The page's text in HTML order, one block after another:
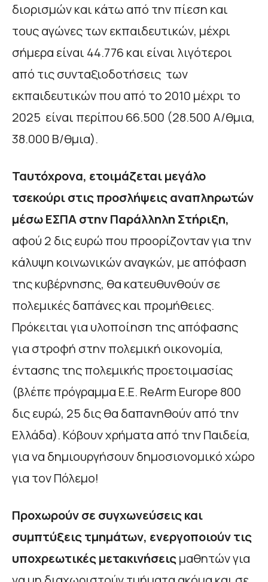
διορισμών και κάτω από την πίεση και
τους αγώνες των εκπαιδευτικών, μέχρι
σήμερα είναι 44.776 και είναι λιγότεροι
από τις συνταξιοδοτήσεις των
εκπαιδευτικών που από το 2010 μέχρι το
2025 είναι περίπου 66.500 (28.500 Α/θμια,
38.000 Β/θμια).
Ταυτόχρονα, ετοιμάζεται μεγάλο
τσεκούρι στις προσλήψεις αναπληρωτών
μέσω ΕΣΠΑ στην Παράλληλη Στήριξη,
αφού 2 δις ευρώ που προορίζονταν για την
κάλυψη κοινωνικών αναγκών, με απόφαση
της κυβέρνησης, θα κατευθυνθούν σε
πολεμικές δαπάνες και προμήθειες.
Πρόκειται για υλοποίηση της απόφασης
για στροφή στην πολεμική οικονομία,
έντασης της πολεμικής προετοιμασίας
(βλέπε πρόγραμμα Ε.Ε. ReArm Europe 800
δις ευρώ, 25 δις θα δαπανηθούν από την
Ελλάδα). Κόβουν χρήματα από την Παιδεία,
για να δημιουργήσουν δημοσιονομικό χώρο
για τον Πόλεμο!
Προχωρούν σε συγχωνεύσεις και
συμπτύξεις τμημάτων, ενεργοποιούν τις
υποχρεωτικές μετακινήσειςμαθητών για